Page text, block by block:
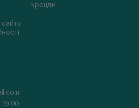
сайту
Бренди
19:00